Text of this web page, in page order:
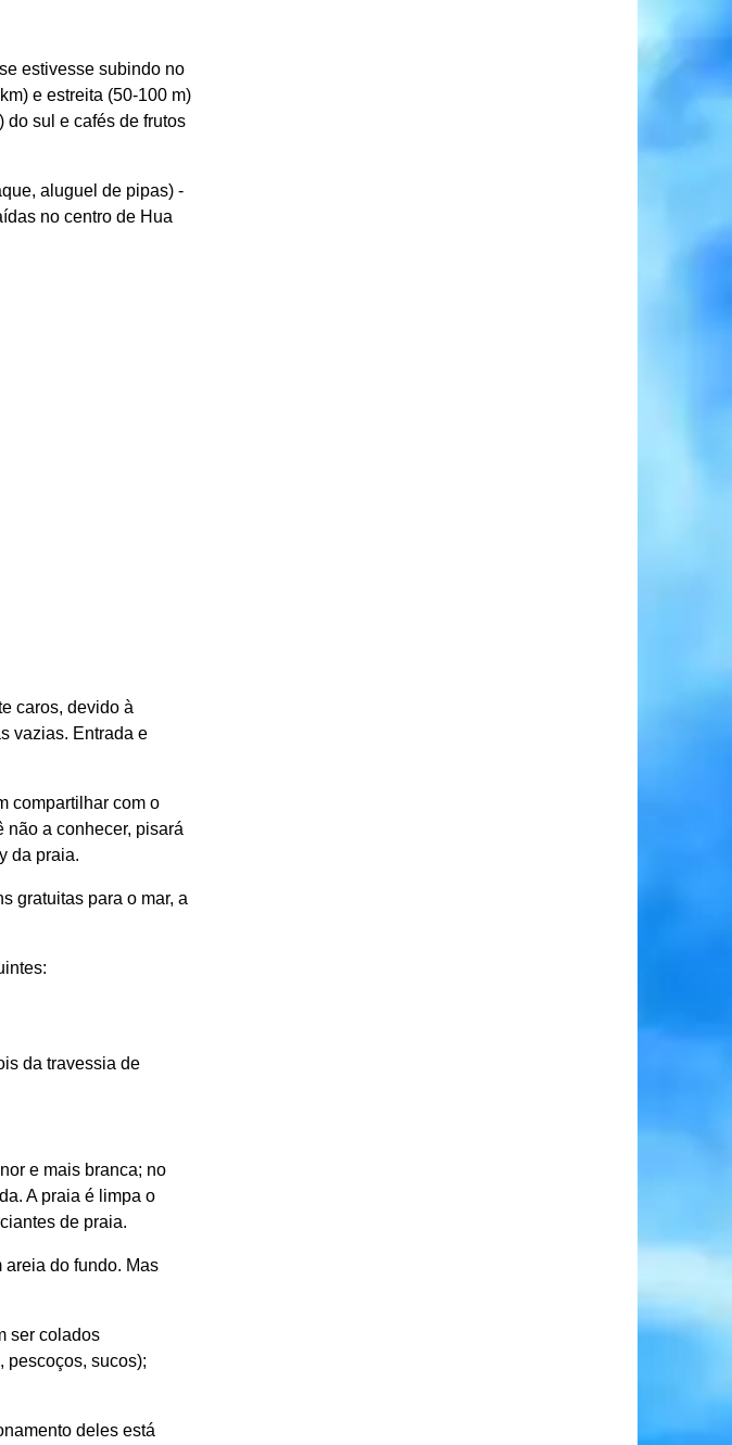
estivesse subindo no
e estreita (50-100 m)
do sul e cafés de frutos
aluguel de pipas) -
no centro de Hua
caros, devido à
vazias. Entrada e
compartilhar com o
não a conhecer, pisará
da praia.
gratuitas para o mar, a
da travessia de
e mais branca; no
A praia é limpa o
de praia.
areia do fundo. Mas
ser colados
pescoços, sucos);
deles está